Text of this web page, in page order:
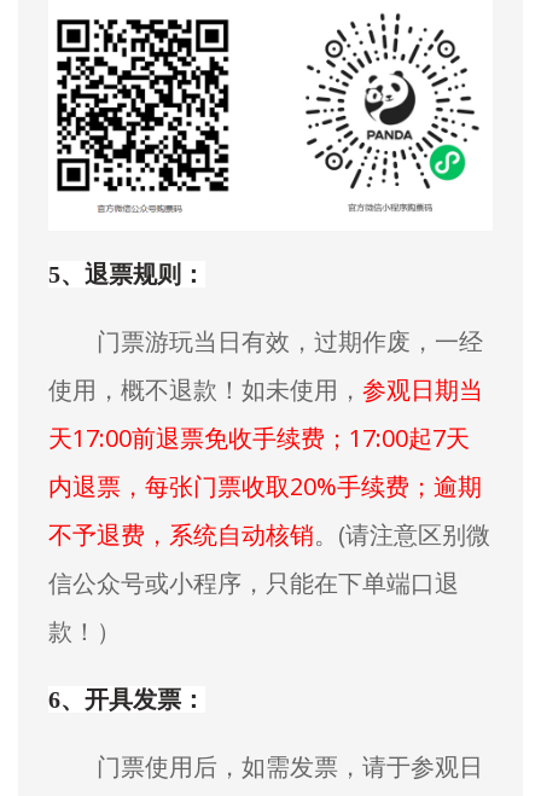
5、退票规则：
门票游玩当日有效，过期作废，一经
使用，概不退款！如未使用， 参观日期当
天17:00前退票免收手续费；17:00起7天
内退票，每张门票收取20%手续费；逾期
不予退费，系统自动核销。(请注意区别微
信公众号或小程序，只能在下单端口退
款！）
6、开具发票：
门票使用后，如需发票，请于参观日